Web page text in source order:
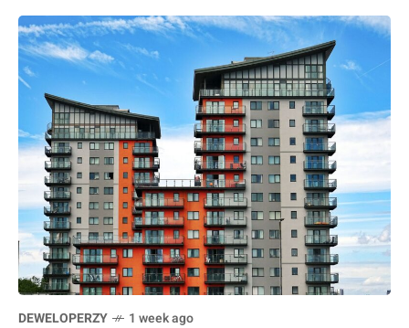
DEWELOPERZY 1 week ago